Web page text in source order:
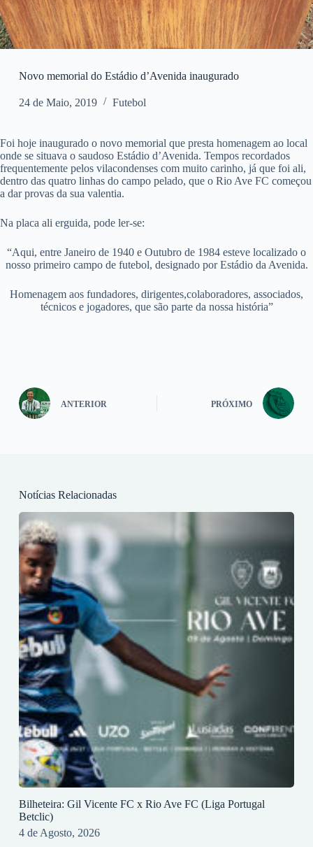
Novo memorial do Estádio d’Avenida inaugurado
24 de Maio, 2019 Futebol
Foi hoje inaugurado o novo memorial que presta homenagem ao local
onde se situava o saudoso Estádio d’Avenida. Tempos recordados
frequentemente pelos vilacondenses com muito carinho, já que foi ali,
dentro das quatro linhas do campo pelado, que o Rio Ave FC começou
a dar provas da sua valentia.
Na placa ali erguida, pode ler-se:
“Aqui, entre Janeiro de 1940 e Outubro de 1984 esteve localizado o
nosso primeiro campo de futebol, designado por Estádio da Avenida.
Homenagem aos fundadores, dirigentes,colaboradores, associados,
técnicos e jogadores, que são parte da nossa história”
ANTERIOR PRÓXIMO
Notícias Relacionadas
Bilheteira: Gil Vicente FC x Rio Ave FC (Liga Portugal
Betclic)
4 de Agosto, 2026